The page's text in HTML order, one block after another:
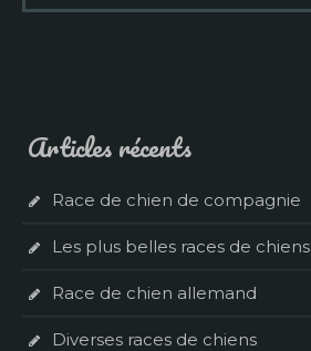
Articles récents
Race de chien de compagnie
Les plus belles races de chiens
Race de chien allemand
Diverses races de chiens